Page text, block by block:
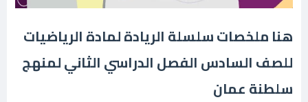
هنا ملخصات سلسلة الريادة لمادة الرياضيات
للصف السادس الفصل الدراسي الثاني لمنهج
سلطنة عمان